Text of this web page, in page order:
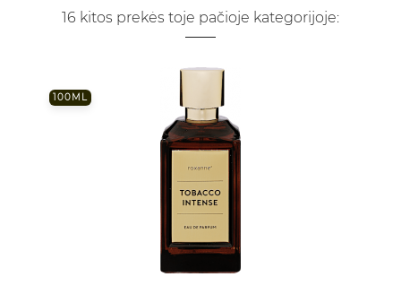
16 kitos prekės toje pačioje kategorijoje:
100ML